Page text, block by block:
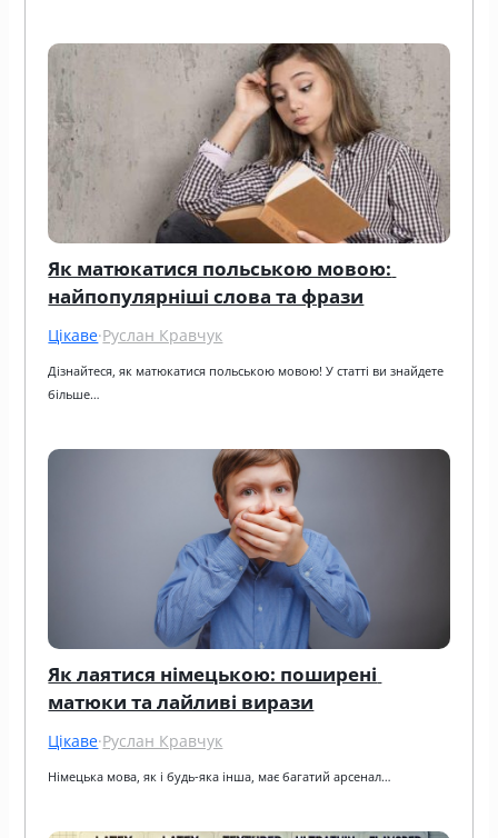
Як матюкатися польською мовою:
найпопулярніші слова та фрази
Цікаве·Руслан Кравчук
Дізнайтеся, як матюкатися польською мовою! У статті ви знайдете
більше…
Як лаятися німецькою: поширені
матюки та лайливі вирази
Цікаве·Руслан Кравчук
Німецька мова, як і будь-яка інша, має багатий арсенал…